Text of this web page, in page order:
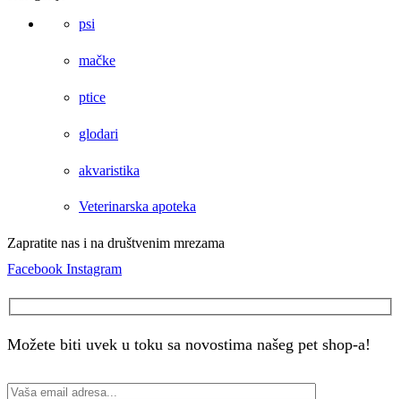
psi
mačke
ptice
glodari
akvaristika
Veterinarska apoteka
Zapratite nas i na društvenim mrezama
Facebook Instagram
Možete biti uvek u toku sa novostima našeg pet shop-a!